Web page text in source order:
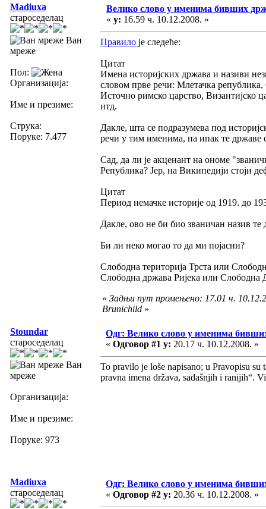
Madiuxa
староседелац
Ван
мреже
Пол:
Организација:
Име и презиме:
Струка:
Поруке: 7.477
Велико слово у именима бивших
« у: 16.59 ч. 10.12.2008. »
Правило је следеће:
Цитат
Имена историјских држава и називи
словом прве речи: Млетачка
Источно римско царство, Византијско
итд.
Дакле, шта се подразумева под
речи у тим именима, па ипак те државе
Сад, да ли је акценант на ономе
Република? Јер, на Википедији стоји
Цитат
Период немачке историје од 1919. до
Дакле, ово не би био званичан назив
Би ли неко могао то да ми појасни?
Слободна територија Трста или
Слободна држава Ријека или Слободна
« Задњи пут промењено: 17.01 ч.
Brunichild »
Stoundar
староседелац
Ван
мреже
Организација:
Име и презиме:
Поруке: 973
Одг: Велико слово у именима
« Одговор #1 у: 20.17 ч. 10.12.2008. »
To pravilo je loše napisano; u Pravopisu su
pravna imena država, sadašnjih i ranijih“.
Madiuxa
староседелац
Одг: Велико слово у именима
« Одговор #2 у: 20.36 ч. 10.12.2008. »